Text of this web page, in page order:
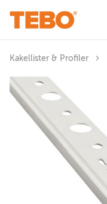
Kakellister & Profiler